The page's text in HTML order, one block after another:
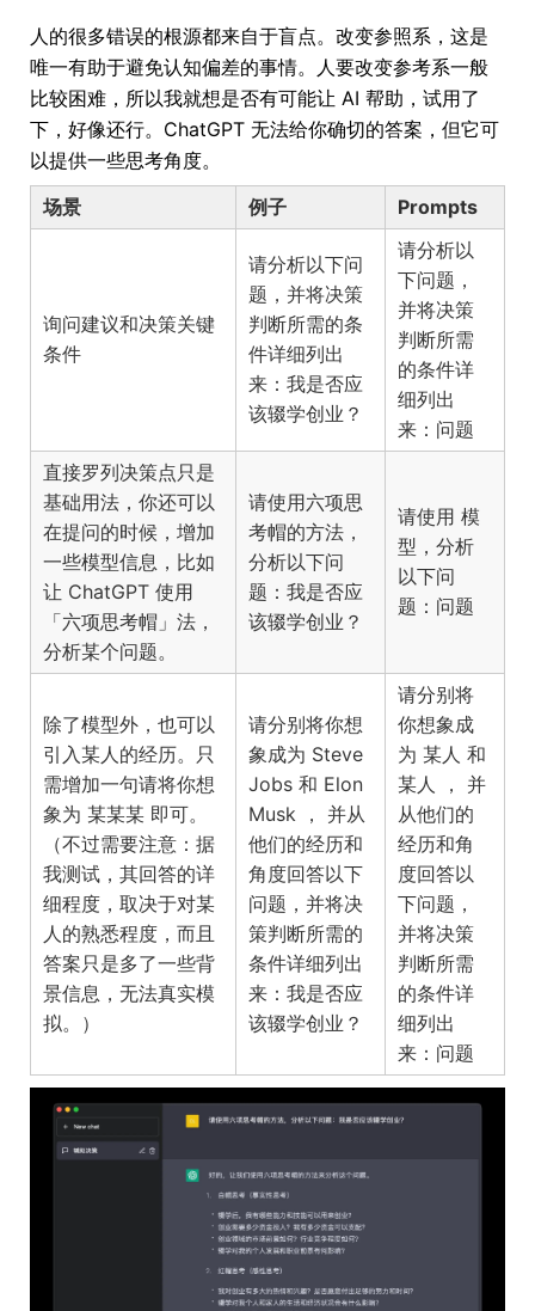
人的很多错误的根源都来自于盲点。改变参照系，这是
唯一有助于避免认知偏差的事情。人要改变参考系一般
比较困难，所以我就想是否有可能让 AI 帮助，试用了
下，好像还行。ChatGPT 无法给你确切的答案，但它可
以提供一些思考角度。
场景
例子 Prompts
询问建议和决策关键
条件
请分析以下问
题，并将决策
判断所需的条
件详细列出
来：我是否应
该辍学创业？
请分析以
下问题，
并将决策
判断所需
的条件详
细列出
来： 问题
直接罗列决策点只是
基础用法，你还可以
在提问的时候，增加
一些模型信息，比如
让 ChatGPT 使用
「六项思考帽」法，
分析某个问题。
请使用六项思
考帽的方法，
分析以下问
题：我是否应
该辍学创业？
请使用 模
型 ，分析
以下问
题： 问题
除了模型外，也可以
引入某人的经历。只
需增加一句请将你想
象为 某某某 即可。
（不过需要注意：据
我测试，其回答的详
细程度，取决于对某
人的熟悉程度，而且
答案只是多了一些背
景信息，无法真实模
拟。）
请分别将你想
象成为 Steve
Jobs 和 Elon
Musk ， 并从
他们的经历和
角度回答以下
问题，并将决
策判断所需的
条件详细列出
来：我是否应
该辍学创业？
请分别将
你想象成
为 某人 和
某人
， 并
从他们的
经历和角
度回答以
下问题，
并将决策
判断所需
的条件详
细列出
来： 问题